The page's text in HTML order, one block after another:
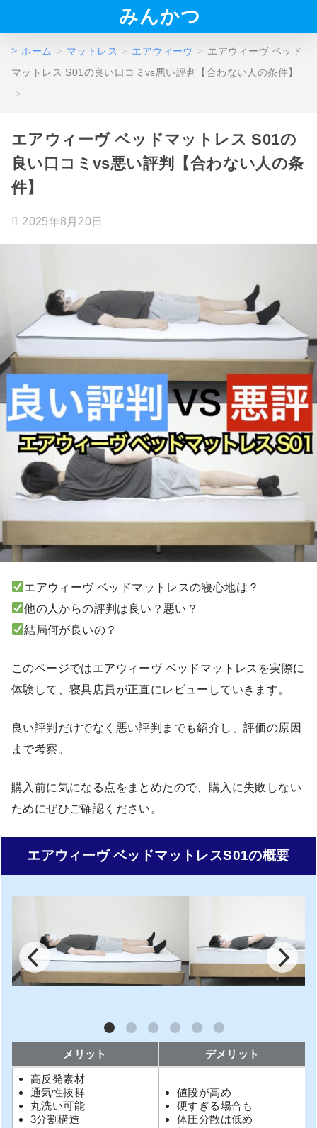
みんかつ
ホーム マットレス エアウィーヴ
エアウィーヴ ベッド
マットレス S01の良い口コミvs悪い評判【合わない人の条件】
エアウィーヴ ベッドマットレス S01の
良い口コミvs悪い評判【合わない人の条
件】
2025年8月20日
エアウィーヴ ベッドマットレスの寝心地は？
他の人からの評判は良い？悪い？
結局何が良いの？
このページではエアウィーヴ ベッドマットレスを実際に
体験して、寝具店員が正直にレビューしていきます。
良い評判だけでなく悪い評判までも紹介し、評価の原因
まで考察。
購入前に気になる点をまとめたので、購入に失敗しない
ためにぜひご確認ください。
エアウィーヴ ベッドマットレスS01の概要
メリット デメリット
高反発素材
通気性抜群
丸洗い可能
3分割構造
値段が高め
硬すぎる場合も
体圧分散は低め